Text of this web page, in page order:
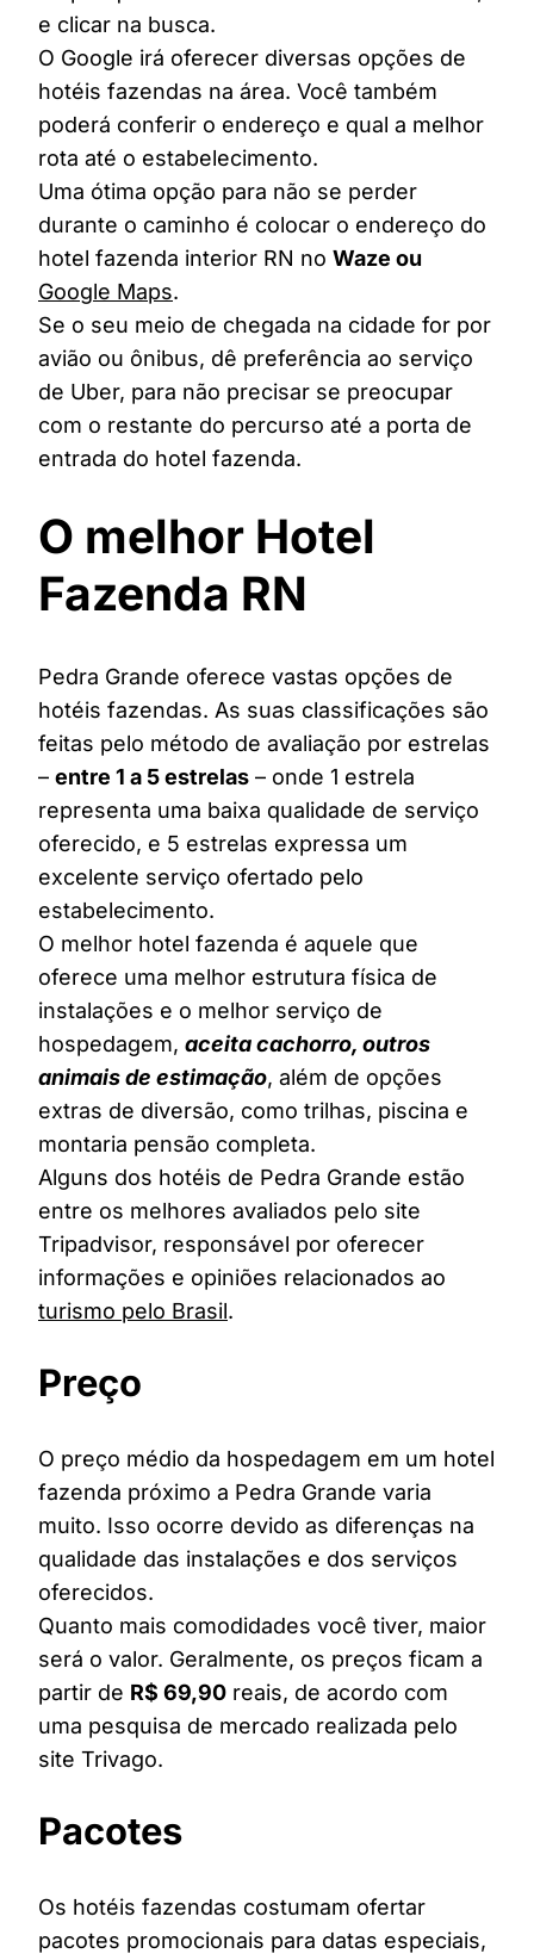
e clicar na busca.
O Google irá oferecer diversas opções de
hotéis fazendas na área. Você também
poderá conferir o endereço e qual a melhor
rota até o estabelecimento.
Uma ótima opção para não se perder
durante o caminho é colocar o endereço do
hotel fazenda interior RN no Waze ou
Google Maps.
Se o seu meio de chegada na cidade for por
avião ou ônibus, dê preferência ao serviço
de Uber, para não precisar se preocupar
com o restante do percurso até a porta de
entrada do hotel fazenda.
O melhor Hotel
Fazenda RN
Pedra Grande oferece vastas opções de
hotéis fazendas. As suas classificações são
feitas pelo método de avaliação por estrelas
– entre 1 a 5 estrelas – onde 1 estrela
representa uma baixa qualidade de serviço
oferecido, e 5 estrelas expressa um
excelente serviço ofertado pelo
estabelecimento.
O melhor hotel fazenda é aquele que
oferece uma melhor estrutura física de
instalações e o melhor serviço de
hospedagem, aceita cachorro, outros
animais de estimação, além de opções
extras de diversão, como trilhas, piscina e
montaria pensão completa.
Alguns dos hotéis de Pedra Grande estão
entre os melhores avaliados pelo site
Tripadvisor, responsável por oferecer
informações e opiniões relacionados ao
turismo pelo Brasil.
Preço
O preço médio da hospedagem em um hotel
fazenda próximo a Pedra Grande varia
muito. Isso ocorre devido as diferenças na
qualidade das instalações e dos serviços
oferecidos.
Quanto mais comodidades você tiver, maior
será o valor. Geralmente, os preços ficam a
partir de R$ 69,90 reais, de acordo com
uma pesquisa de mercado realizada pelo
site Trivago.
Pacotes
Os hotéis fazendas costumam ofertar
pacotes promocionais para datas especiais,